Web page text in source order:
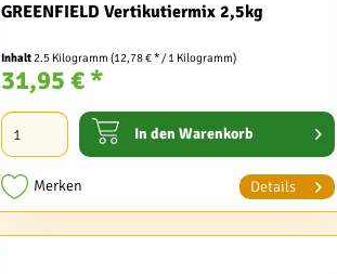
GREENFIELD Vertikutiermix 2,5kg
Inhalt2.5 Kilogramm(12,78 € * / 1 Kilogramm)
31,95 € *
In den Warenkorb
Merken Details